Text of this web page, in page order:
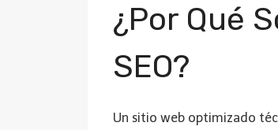
¿Por Qué
SEO?
Un sitio web optimizado